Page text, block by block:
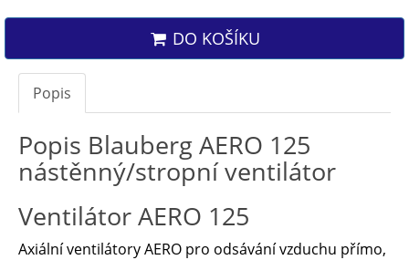
DO KOŠÍKU
Popis
Popis Blauberg AERO 125
nástěnný/stropní ventilátor
Ventilátor AERO 125
Axiální ventilátory AERO pro odsávání vzduchu přímo,